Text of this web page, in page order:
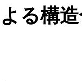
る構